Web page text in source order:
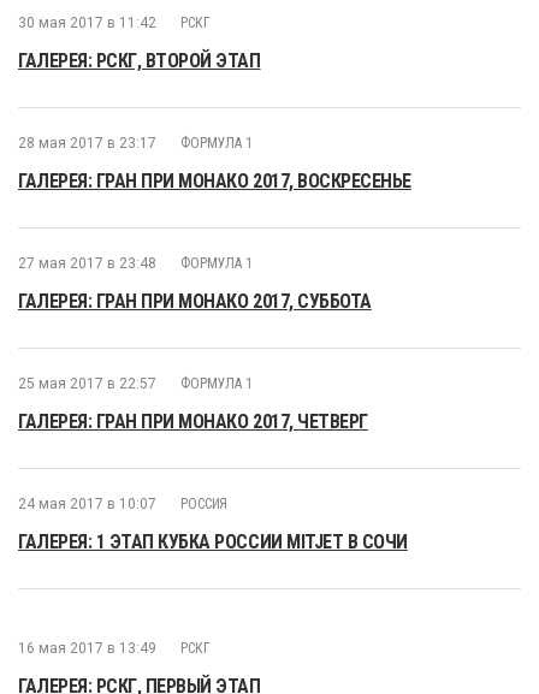
30 мая 2017 в 11:42 РСКГ
ГАЛЕРЕЯ: РСКГ, ВТОРОЙ ЭТАП
28 мая 2017 в 23:17 ФОРМУЛА 1
ГАЛЕРЕЯ: ГРАН ПРИ МОНАКО 2017, ВОСКРЕСЕНЬЕ
27 мая 2017 в 23:48 ФОРМУЛА 1
ГАЛЕРЕЯ: ГРАН ПРИ МОНАКО 2017, СУББОТА
25 мая 2017 в 22:57 ФОРМУЛА 1
ГАЛЕРЕЯ: ГРАН ПРИ МОНАКО 2017, ЧЕТВЕРГ
24 мая 2017 в 10:07 РОССИЯ
ГАЛЕРЕЯ: 1 ЭТАП КУБКА РОССИИ MITJET В СОЧИ
16 мая 2017 в 13:49 РСКГ
ГАЛЕРЕЯ: РСКГ, ПЕРВЫЙ ЭТАП